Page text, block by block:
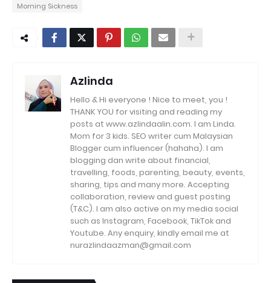
Morning Sickness
Azlinda
Hello & Hi everyone ! Nice to meet, you !
THANK YOU for visiting and reading my
posts at www.azlindaalin.com. I am Linda.
Mom for 3 kids. SEO writer cum Malaysian
Blogger cum influencer (hahaha). I am
blogging dan write about financial,
travelling, foods, parenting, beauty, events,
sharing, tips and many more. Accepting
collaboration, review and guest posting
(T&C). I am also active on my media social
such as Instagram, Facebook, TikTok and
Youtube. Any enquiry, kindly email me at
nurazlindaazman@gmail.com